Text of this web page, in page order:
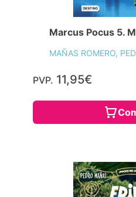
Marcus Pocus 5.
MAÑAS ROMERO,
PVP. 11,95€